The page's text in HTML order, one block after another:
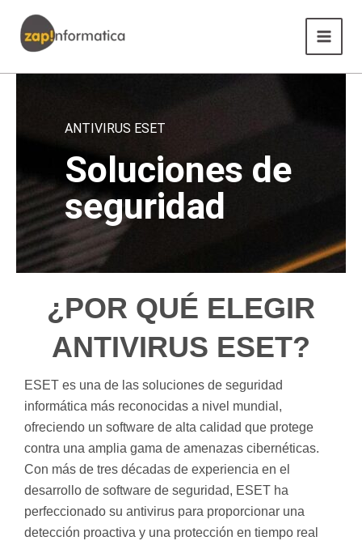
contenido
Main
Menu
ANTIVIRUS ESET
Soluciones de
seguridad
¿POR QUÉ ELEGIR
ANTIVIRUS ESET?
ESET es una de las soluciones de seguridad
informática más reconocidas a nivel mundial,
ofreciendo un software de alta calidad que protege
contra una amplia gama de amenazas cibernéticas.
Con más de tres décadas de experiencia en el
desarrollo de software de seguridad, ESET ha
perfeccionado su antivirus para proporcionar una
detección proactiva y una protección en tiempo real